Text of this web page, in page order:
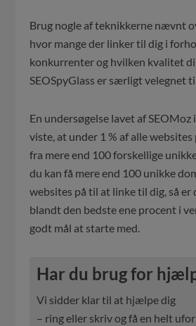
Brug nogle af teknikkerne nævnt
hvor mange der linker til dig i
konkurrenter og hvilken kvalitet
SEOSpyGlass er særligt velegnet
En undersøgelse lavet af
viste, at under 1 % af alle
fra mere end 100 forskellige
du kan få mere end 100 unikke
websites på til at linke til dig, så
blandt den bedste ene procent i
godt mål at starte med.
Har du brug for
Vi sidder klar til at hjælpe dig
– ring eller skriv og få en helt